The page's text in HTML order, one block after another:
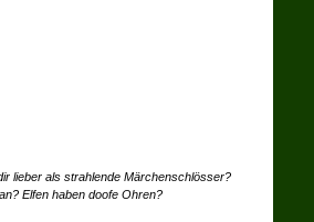
lieber als strahlende Märchenschlösser?
Elfen haben doofe Ohren?